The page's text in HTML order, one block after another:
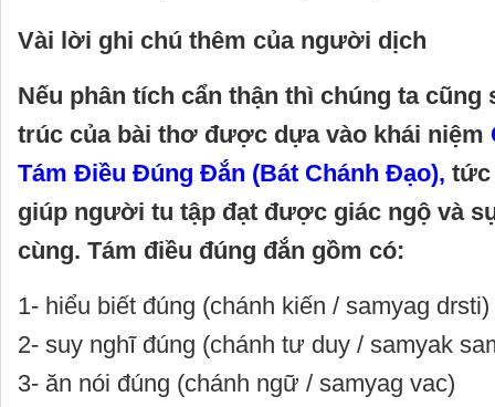
Vài lời ghi chú thêm của người dịch
Nếu phân tích cẩn thận thì chúng ta cũng
trúc của bài thơ được dựa vào khái niệm
Tám Điều Đúng Đắn (Bát Chánh Đạo), tức
giúp người tu tập đạt được giác ngộ và
cùng. Tám điều đúng đắn gồm có:
1- hiểu biết đúng (chánh kiến / samyag drsti)
2- suy nghĩ đúng (chánh tư duy / samyak
3- ăn nói đúng (chánh ngữ / samyag vac)